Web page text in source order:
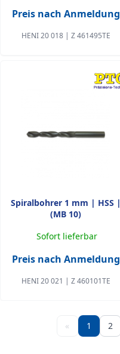
Preis nach Anmeldung
HENI 20 018 | Z 461495TE
Spiralbohrer 1 mm | HSS |
(MB 10)
Sofort lieferbar
Preis nach Anmeldung
HENI 20 021 | Z 460101TE
« 1 2